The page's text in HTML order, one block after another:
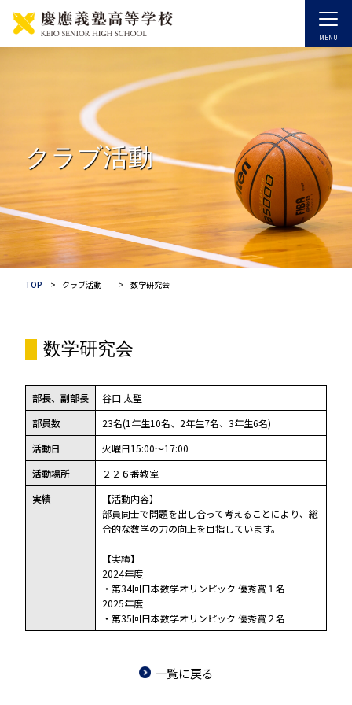
クラブ活動
TOP クラブ活動 数学研究会
数学研究会
部長、副部長
谷口 太聖
部員数
23名(1年生10名、2年生7名、3年生6名)
活動日
火曜日15:00～17:00
活動場所
２２６番教室
実績
【活動内容】
部員同士で問題を出し合って考えることにより、総
合的な数学の力の向上を目指しています。
【実績】
2024年度
・第34回日本数学オリンピック 優秀賞１名
2025年度
・第35回日本数学オリンピック 優秀賞２名
一覧に戻る